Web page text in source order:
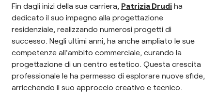
Fin dagli inizi della sua carriera, Patrizia Drudi ha
dedicato il suo impegno alla progettazione
residenziale, realizzando numerosi progetti di
successo. Negli ultimi anni, ha anche ampliato le sue
competenze all'ambito commerciale, curando la
progettazione di un centro estetico. Questa crescita
professionale le ha permesso di esplorare nuove sfide,
arricchendo il suo approccio creativo e tecnico.